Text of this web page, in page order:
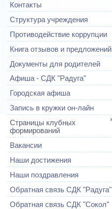
Контакты
Структура учреждения
Противодействие коррупции
Книга отзывов и предложений
Документы для родителей
Афиша - СДК "Радуга"
Городская афиша
Запись в кружки он-лайн
Страницы клубных
формирований
Вакансии
Наши достижения
Наши поздравления
Обратная связь СДК "Радуга"
Обратная связь СДК "Сокол"